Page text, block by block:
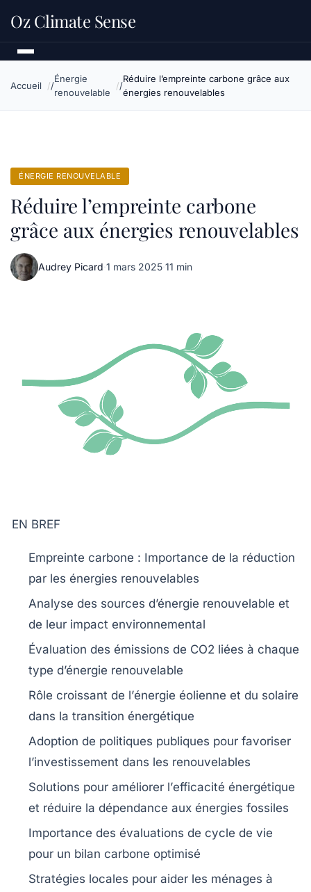
Oz Climate Sense
Accueil
Énergie
renouvelable
Réduire l’empreinte carbone grâce aux
énergies renouvelables
ÉNERGIE RENOUVELABLE
Réduire l’empreinte carbone
grâce aux énergies renouvelables
Audrey Picard·1 mars 2025·11 min
EN BREF
Empreinte carbone : Importance de la réduction
par les énergies renouvelables
Analyse des sources d’énergie renouvelable et
de leur impact environnemental
Évaluation des émissions de CO2 liées à chaque
type d’énergie renouvelable
Rôle croissant de l’énergie éolienne et du solaire
dans la transition énergétique
Adoption de politiques publiques pour favoriser
l’investissement dans les renouvelables
Solutions pour améliorer l’efficacité énergétique
et réduire la dépendance aux énergies fossiles
Importance des évaluations de cycle de vie
pour un bilan carbone optimisé
Stratégies locales pour aider les ménages à